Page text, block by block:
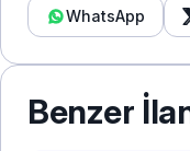
WhatsApp
Benzer